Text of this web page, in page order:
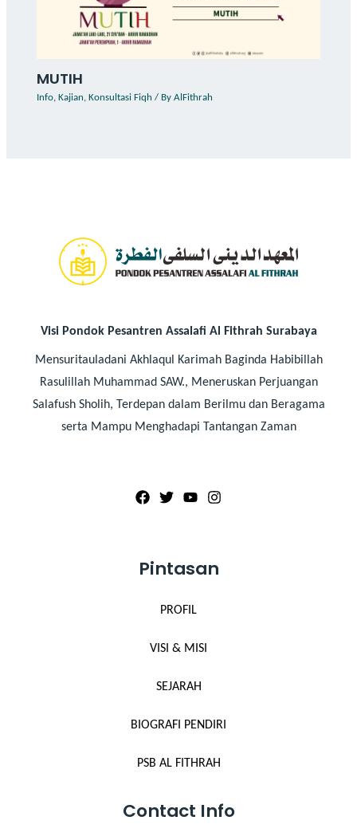
MUTIH
Info, Kajian, Konsultasi Fiqh / By AlFithrah
Visi Pondok Pesantren Assalafi Al Fithrah Surabaya
Mensuritauladani Akhlaqul Karimah Baginda Habibillah
Rasulillah Muhammad SAW., Meneruskan Perjuangan
Salafush Sholih, Terdepan dalam Berilmu dan Beragama
serta Mampu Menghadapi Tantangan Zaman
Pintasan
PROFIL
VISI & MISI
SEJARAH
BIOGRAFI PENDIRI
PSB AL FITHRAH
Contact Info